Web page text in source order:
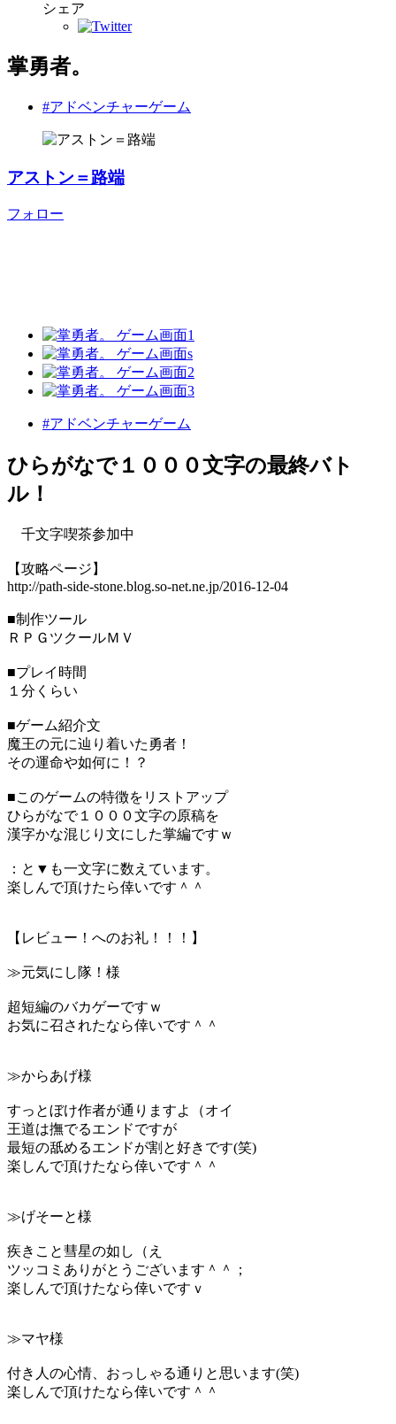
シェア
掌勇者。
#アドベンチャーゲーム
アストン＝路端
フォロー
#アドベンチャーゲーム
ひらがなで１０００文字の最終バト
ル！
千文字喫茶参加中
【攻略ページ】
http://path-side-stone.blog.so-net.ne.jp/2016-12-04
■制作ツール
ＲＰＧツクールＭＶ
■プレイ時間
１分くらい
■ゲーム紹介文
魔王の元に辿り着いた勇者！
その運命や如何に！？
■このゲームの特徴をリストアップ
ひらがなで１０００文字の原稿を
漢字かな混じり文にした掌編ですｗ
：と▼も一文字に数えています。
楽しんで頂けたら倖いです＾＾
【レビュー！へのお礼！！！】
≫元気にし隊！様
超短編のバカゲーですｗ
お気に召されたなら倖いです＾＾
≫からあげ様
すっとぼけ作者が通りますよ（オイ
王道は撫でるエンドですが
最短の舐めるエンドが割と好きです(笑)
楽しんで頂けたなら倖いです＾＾
≫げそーと様
疾きこと彗星の如し（え
ツッコミありがとうございます＾＾；
楽しんで頂けたなら倖いですｖ
≫マヤ様
付き人の心情、おっしゃる通りと思います(笑)
楽しんで頂けたなら倖いです＾＾